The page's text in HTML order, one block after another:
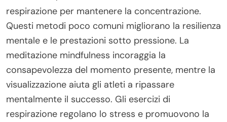
respirazione per mantenere la concentrazione.
Questi metodi poco comuni migliorano la resilienza
mentale e le prestazioni sotto pressione. La
meditazione mindfulness incoraggia la
consapevolezza del momento presente, mentre la
visualizzazione aiuta gli atleti a ripassare
mentalmente il successo. Gli esercizi di
respirazione regolano lo stress e promuovono la